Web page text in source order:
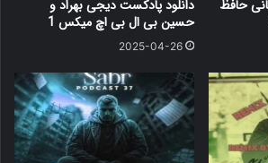
حافظ
دانلود پادکست دیجی بهراد و
حسین بی ال بی اچ میکس 1
2025-04-26